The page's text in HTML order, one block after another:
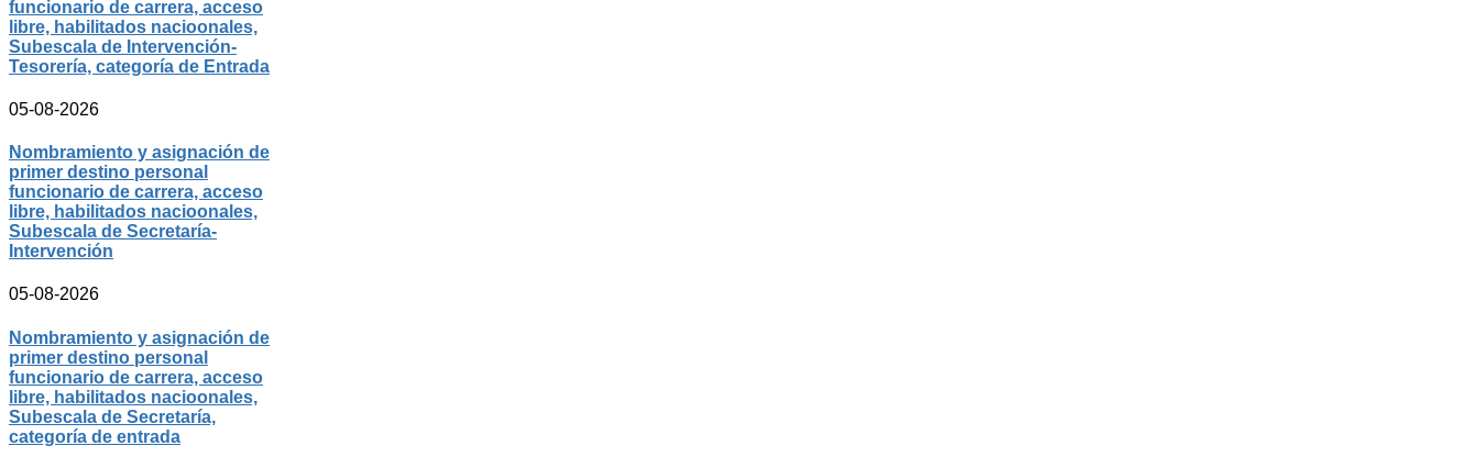
funcionario de carrera, acceso
libre, habilitados nacioonales,
Subescala de Intervención-
Tesorería, categoría de Entrada
05-08-2026
Nombramiento y asignación de
primer destino personal
funcionario de carrera, acceso
libre, habilitados nacioonales,
Subescala de Secretaría-
Intervención
05-08-2026
Nombramiento y asignación de
primer destino personal
funcionario de carrera, acceso
libre, habilitados nacioonales,
Subescala de Secretaría,
categoría de entrada